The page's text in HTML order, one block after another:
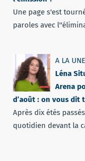
Une page s'est
paroles avec
A LA UNE
Léna
Arena
d’août : on vous dit
Après dix étés
quotidien devant la